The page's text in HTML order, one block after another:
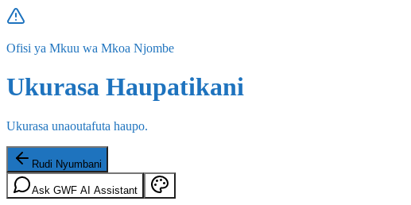
Ofisi ya Mkuu wa Mkoa Njombe
Ukurasa Haupatikani
Ukurasa unaoutafuta haupo.
Rudi Nyumbani
Ask GWF AI Assistant